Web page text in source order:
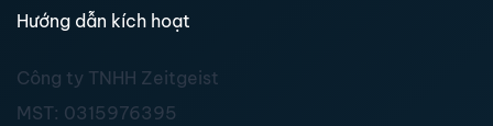
Hướng dẫn kích hoạt
Công ty TNHH Zeitgeist
MST: 0315976395